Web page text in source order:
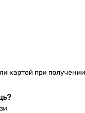
картой при